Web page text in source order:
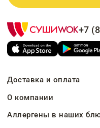
+7
Доставка и оплата
О компании
Аллергены в наших